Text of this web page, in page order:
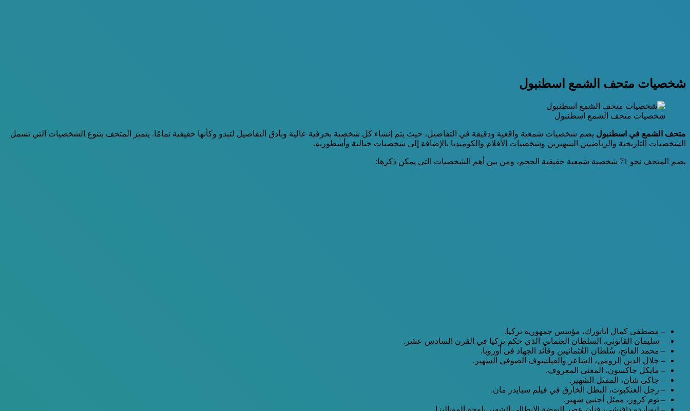
شخصيات متحف الشمع اسطنبول
شخصيات متحف الشمع اسطنبول
متحف الشمع في اسطنبول يضم شخصيات شمعية واقعية ودقيقة في التفاصيل، حيث يتم إنشاء كل شخصية بحرفية عالية وبأدق التفاصيل لتبدو وكأنها حقيقية تمامًا. يتميز المتحف بتنوع الشخصيات التي تشمل
الشخصيات التاريخية والرياضيين الشهيرين وشخصيات الأفلام والكوميديا بالإضافة إلى شخصيات خيالية وأسطورية.
يضم المتحف نحو 71 شخصية شمعية حقيقية الحجم، ومن بين أهم الشخصيات التي يمكن ذكرها:
– مصطفى كمال أتاتورك، مؤسس جمهورية تركيا.
– سليمان القانوني، السلطان العثماني الذي حكم تركيا في القرن السادس عشر.
– محمد الفاتح، سُلطان العُثمانيين وقائد الجهاد في أوروبا.
– جلال الدين الرومي، الشاعر والفيلسوف الصوفي الشهير.
– مايكل جاكسون، المغني المعروف.
– جاكي شان، الممثل الشهير.
– رجل العنكبوت، البطل الخارق في فيلم سبايدر مان.
– توم كروز، ممثل أجنبي شهير.
– ليوناردو دافنشي، فنان عصر النهضة الإيطالي الشهير بلوحة الموناليزا.